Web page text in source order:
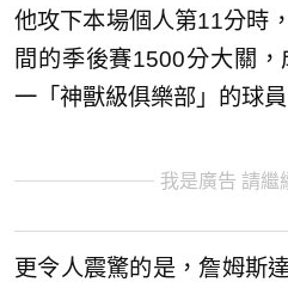
他攻下本場個人第11分時
間的季後賽1500分大關
一「神獸級俱樂部」的球員
我是廣告 請繼
更令人震驚的是，詹姆斯